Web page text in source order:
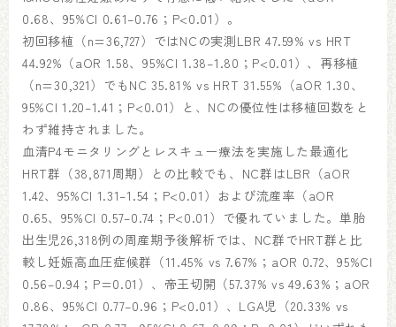
0.68、95%CI 0.61–0.76；P<0.01）。
初回移植（n=36,727）ではNCの実測LBR 47.59% vs HRT
44.92%（aOR 1.58、95%CI 1.38–1.80；P<0.01）、再移植
（n=30,321）でもNC 35.81% vs HRT 31.55%（aOR 1.30、
95%CI 1.20–1.41；P<0.01）と、NCの優位性は移植回数をと
わず維持されました。
血清P4モニタリングとレスキュー療法を実施した最適化
HRT群（38,871周期）との比較でも、NC群はLBR（aOR
1.42、95%CI 1.31–1.54；P<0.01）および流産率（aOR
0.65、95%CI 0.57–0.74；P<0.01）で優れていました。単胎
出生児26,318例の周産期予後解析では、NC群でHRT群と比
較し妊娠高血圧症候群（11.45% vs 7.67%；aOR 0.72、95%CI
0.56–0.94；P=0.01）、帝王切開（57.37% vs 49.63%；aOR
0.86、95%CI 0.77–0.96；P<0.01）、LGA児（20.33% vs